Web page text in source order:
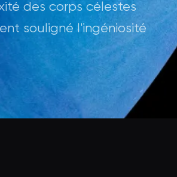
des corps célestes
souligné l'ingéniosité